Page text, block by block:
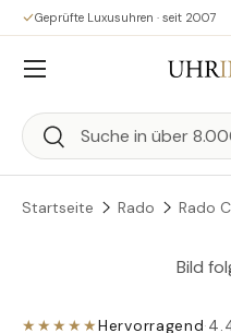
Direkt zum Inhalt
Geprüfte Luxusuhren · seit 2007
Suchen
Suchen
Menü
Startseite Rado Rado
Bild
★★★★★Hervorragend·